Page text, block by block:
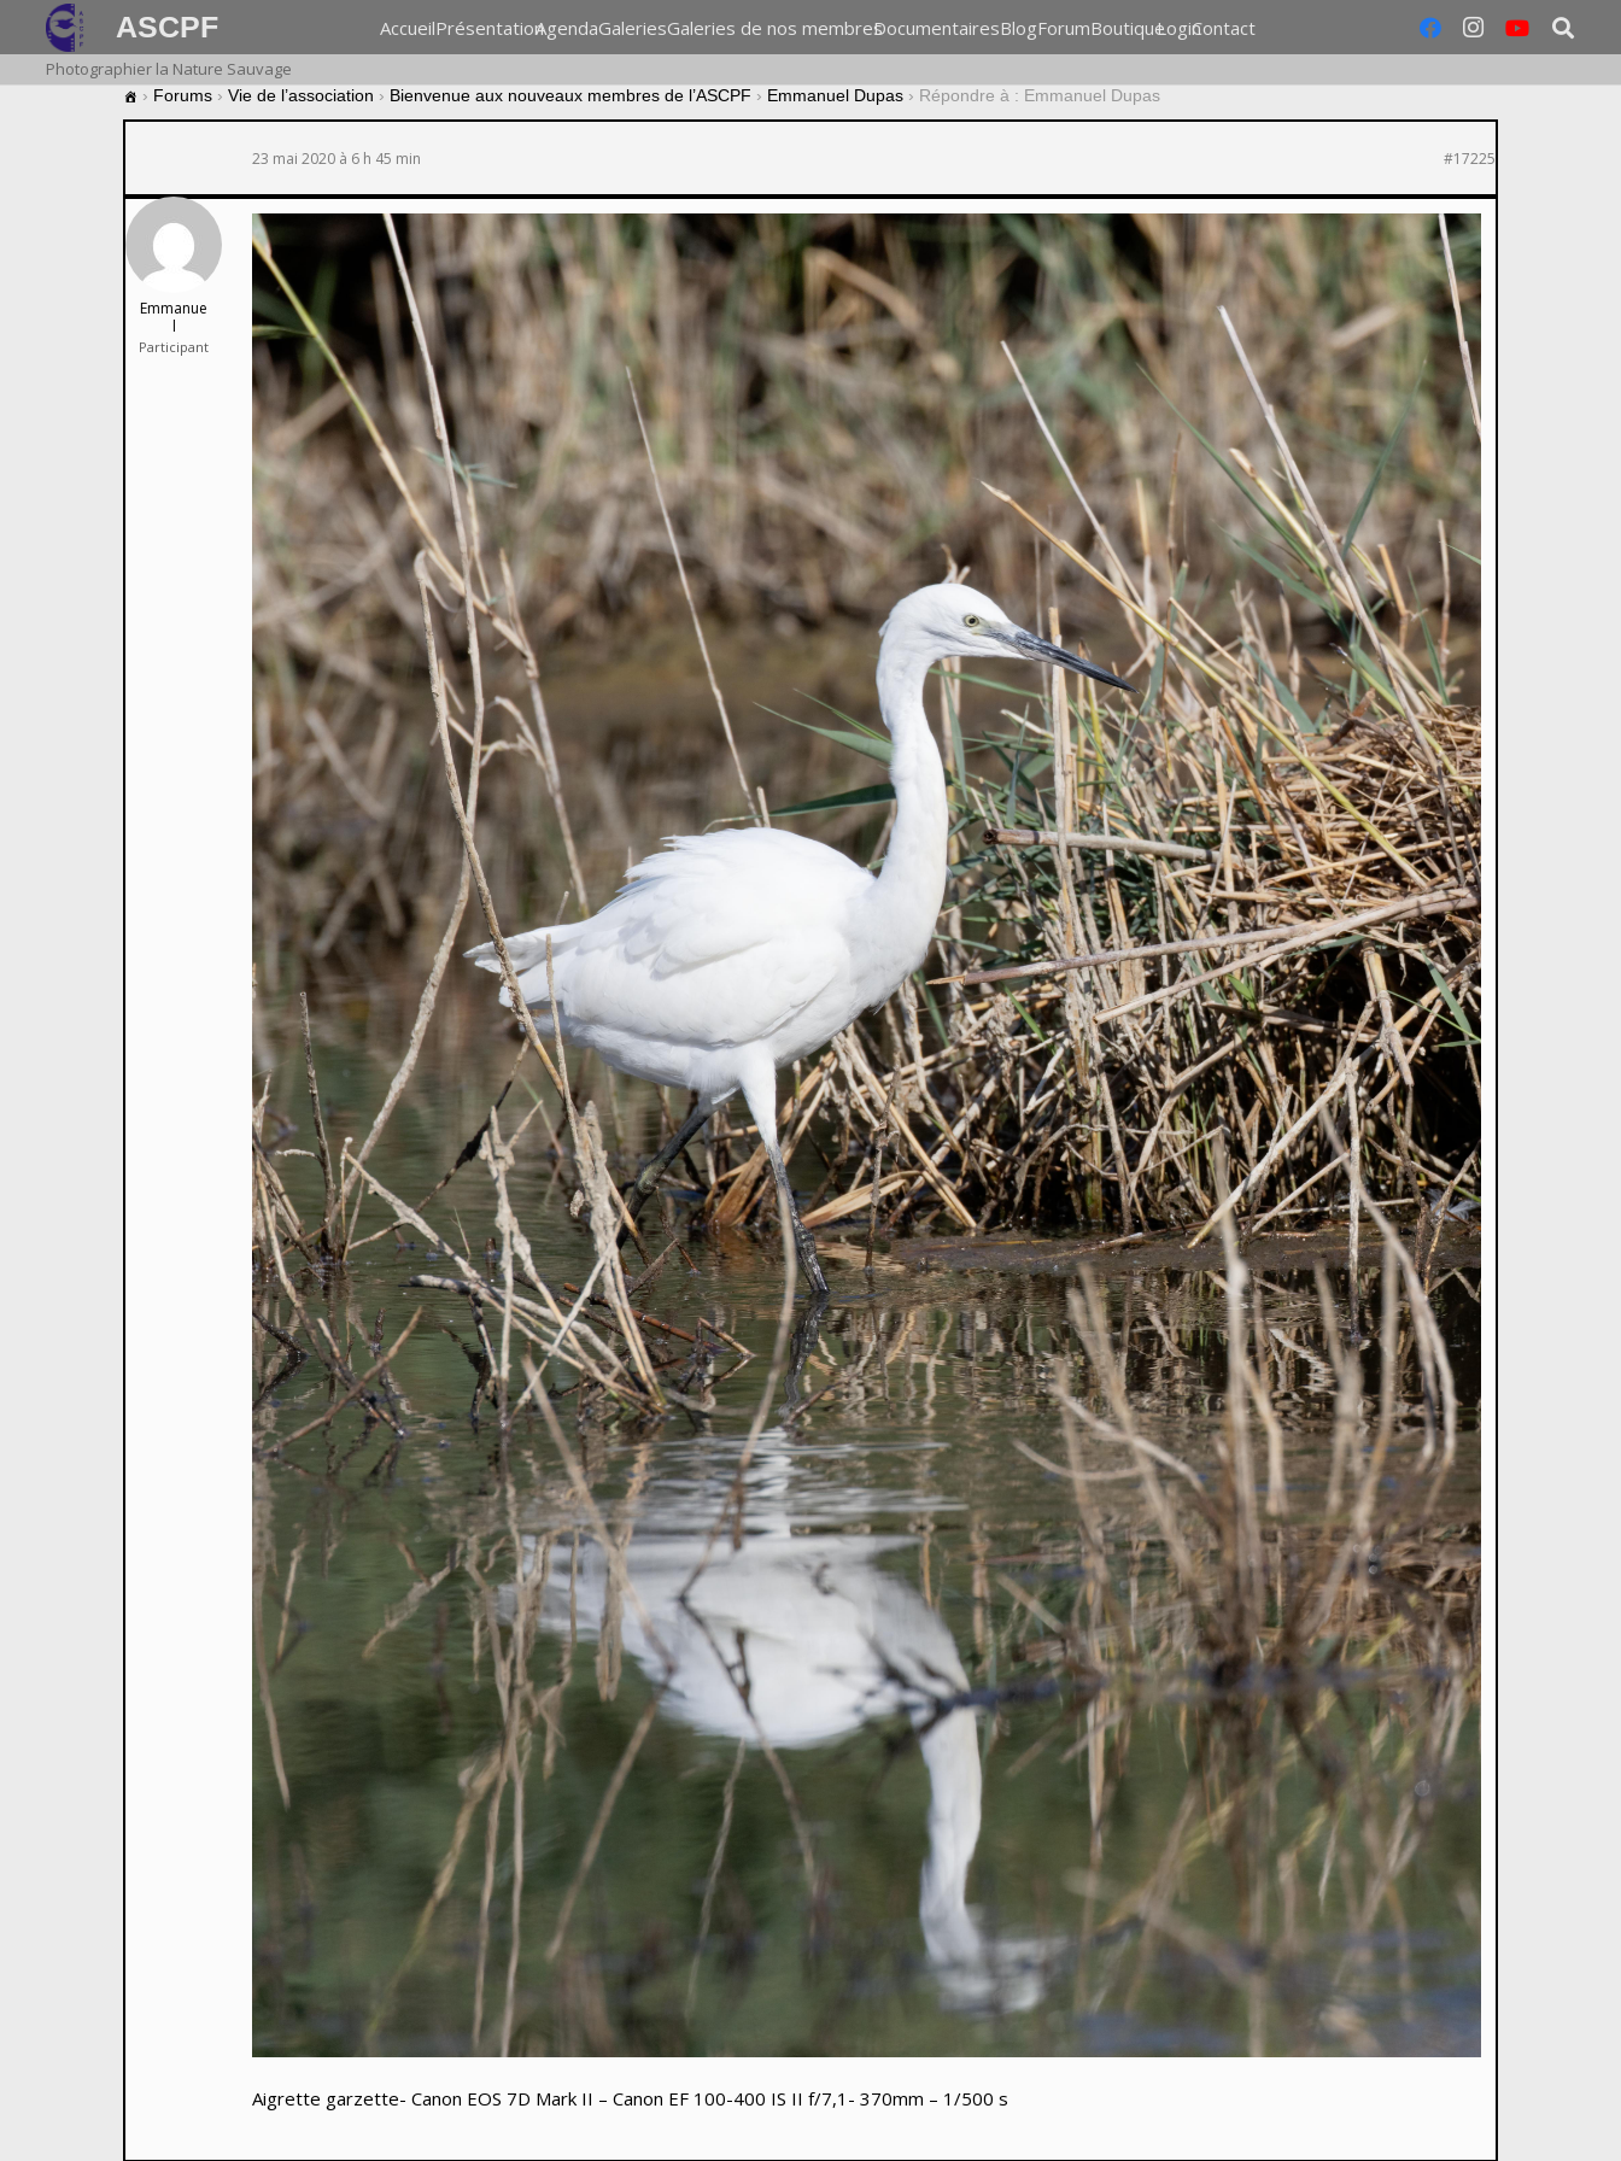
ASCPF AccueilPrésentationAgendaGaleriesGaleries de nos membresDocumentairesBlogForumBoutiqueLoginContact
Photographier la Nature Sauvage
› Forums › Vie de l’association › Bienvenue aux nouveaux membres de l’ASCPF › Emmanuel Dupas › Répondre à : Emmanuel Dupas
23 mai 2020 à 6 h 45 min #17225
Emmanue
l
Participant
Aigrette garzette- Canon EOS 7D Mark II – Canon EF 100-400 IS II f/7,1- 370mm – 1/500 s